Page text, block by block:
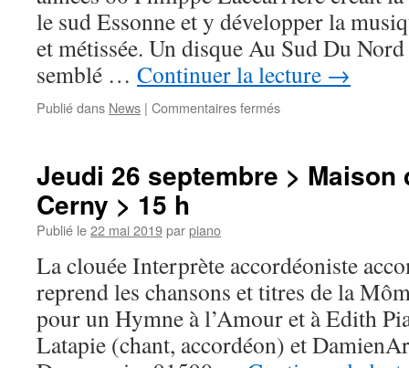
le sud Essonne et y développer la
et métissée. Un disque Au Sud Du
semblé … Continuer la lecture →
Publié dans News | Commentaires ferméssur
>
18
30
Jeudi 26 septembre > Maison
Cerny > 15 h
Publié le22 mai 2019parpiano
La clouée Interprète accordéoniste
reprend les chansons et titres de la
pour un Hymne à l’Amour et à Edith
Latapie (chant, accordéon) et